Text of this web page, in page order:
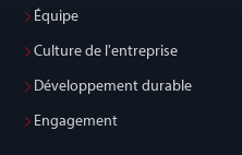
Équipe
Culture de l'entreprise
Développement durable
Engagement